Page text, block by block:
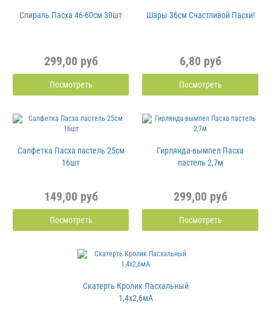
Спираль Пасха 46-60см 30шт
299,00 руб
Посмотреть
Шары 36см Счастливой Пасхи!
6,80 руб
Посмотреть
Салфетка Пасха пастель 25см
16шт
149,00 руб
Посмотреть
Гирлянда-вымпел Пасха
пастель 2,7м
299,00 руб
Посмотреть
Скатерть Кролик Пасхальный
1,4х2,6мA